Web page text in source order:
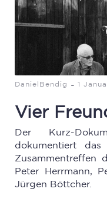
DanielBendig - 1
Vier
Der Kurz-
dokumentiert
Zusammentreffen
Peter Herrmann,
Jürgen Böttcher.